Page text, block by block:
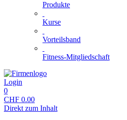
Produkte
Kurse
Vorteilsband
Fitness-Mitgliedschaft
Login
0
CHF 0.00
Direkt zum Inhalt